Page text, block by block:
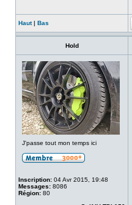
Haut| Bas
Hold
J'passe tout mon temps ici
Inscription: 04 Avr 2015, 19:48
Messages: 8086
Région: 80